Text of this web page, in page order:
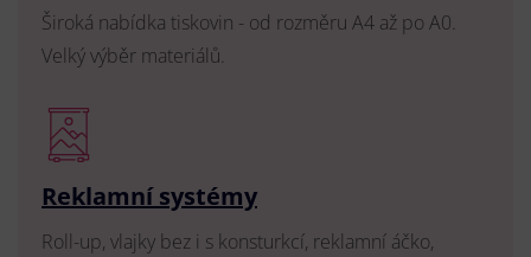
Široká nabídka tiskovin - od rozměru A4 až po A0.
Velký výběr materiálů.
Reklamní systémy
Roll-up, vlajky bez i s konsturkcí, reklamní áčko,